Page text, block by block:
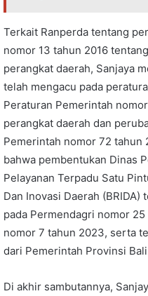
Terkait Ranperda tentang
nomor 13 tahun 2016
perangkat daerah, Sanjaya
telah mengacu pada
Peraturan Pemerintah
perangkat daerah dan
Pemerintah nomor 72 tahun
bahwa pembentukan Dinas
Pelayanan Terpadu Satu
Dan Inovasi Daerah
pada Permendagri nomor
nomor 7 tahun 2023, serta
dari Pemerintah Provinsi
Di akhir sambutannya,